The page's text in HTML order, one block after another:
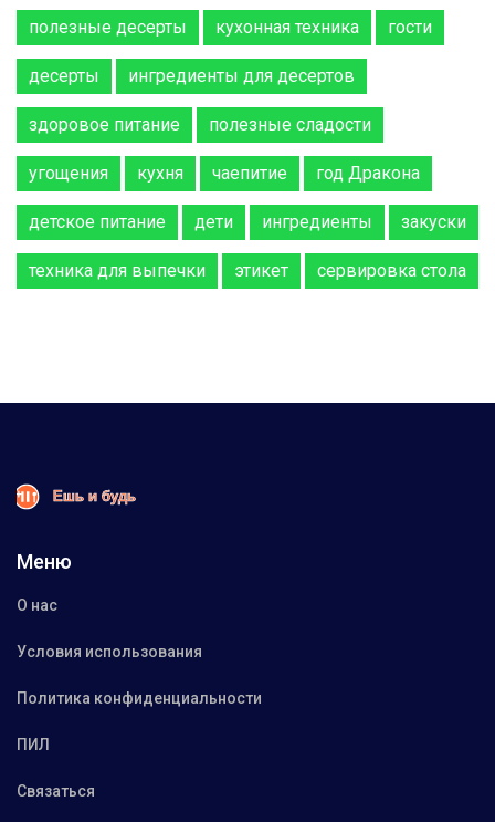
полезные десерты кухонная техника гости
десерты ингредиенты для десертов
здоровое питание полезные сладости
угощения кухня чаепитие год Дракона
детское питание дети ингредиенты закуски
техника для выпечки этикет сервировка стола
Меню
О нас
Условия использования
Политика конфиденциальности
ПИЛ
Связаться